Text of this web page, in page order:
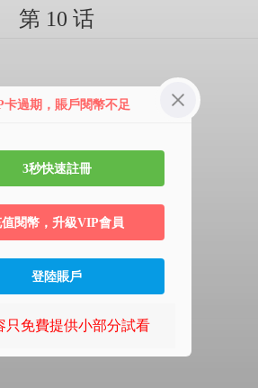
第 10 话
卡過期，賬戶閱幣不足
3秒快速註冊
值閱幣，升級VIP會員
登陸賬戶
只免費提供小部分試看